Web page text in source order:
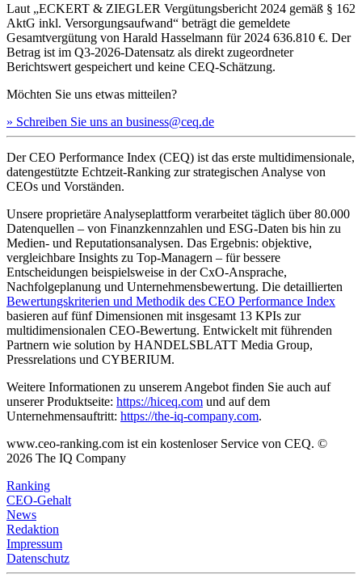
Laut „ECKERT & ZIEGLER Vergütungsbericht 2024 gemäß § 162
AktG inkl. Versorgungsaufwand“ beträgt die gemeldete
Gesamtvergütung von Harald Hasselmann für 2024 636.810 €. Der
Betrag ist im Q3-2026-Datensatz als direkt zugeordneter
Berichtswert gespeichert und keine CEQ-Schätzung.
Möchten Sie uns etwas mitteilen?
» Schreiben Sie uns an business@ceq.de
Der CEO Performance Index (CEQ) ist das erste multidimensionale,
datengestützte Echtzeit-Ranking zur strategischen Analyse von
CEOs und Vorständen.
Unsere proprietäre Analyseplattform verarbeitet täglich über 80.000
Datenquellen – von Finanzkennzahlen und ESG-Daten bis hin zu
Medien- und Reputationsanalysen. Das Ergebnis: objektive,
vergleichbare Insights zu Top-Managern – für bessere
Entscheidungen beispielsweise in der CxO-Ansprache,
Nachfolgeplanung und Unternehmensbewertung. Die detaillierten
Bewertungskriterien und Methodik des CEO Performance Index
basieren auf fünf Dimensionen mit insgesamt 13 KPIs zur
multidimensionalen CEO-Bewertung. Entwickelt mit führenden
Partnern wie solution by HANDELSBLATT Media Group,
Pressrelations und CYBERIUM.
Weitere Informationen zu unserem Angebot finden Sie auch auf
unserer Produktseite: https://hiceq.com und auf dem
Unternehmensauftritt: https://the-iq-company.com.
www.ceo-ranking.com ist ein kostenloser Service von CEQ. ©
2026 The IQ Company
Ranking
CEO-Gehalt
News
Redaktion
Impressum
Datenschutz